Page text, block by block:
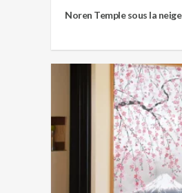
Noren Temple sous la neige